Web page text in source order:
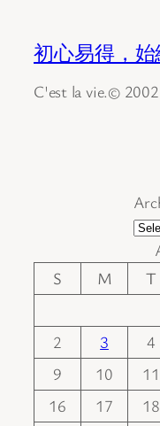
初心易得，
C'est la vie.©
S
M T
2
3 4
9
10 11
16
17 18